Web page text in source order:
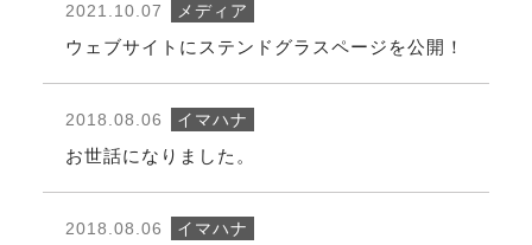
2021.10.07 メディア
ウェブサイトにステンドグラスページを公開！
2018.08.06 イマハナ
お世話になりました。
2018.08.06 イマハナ